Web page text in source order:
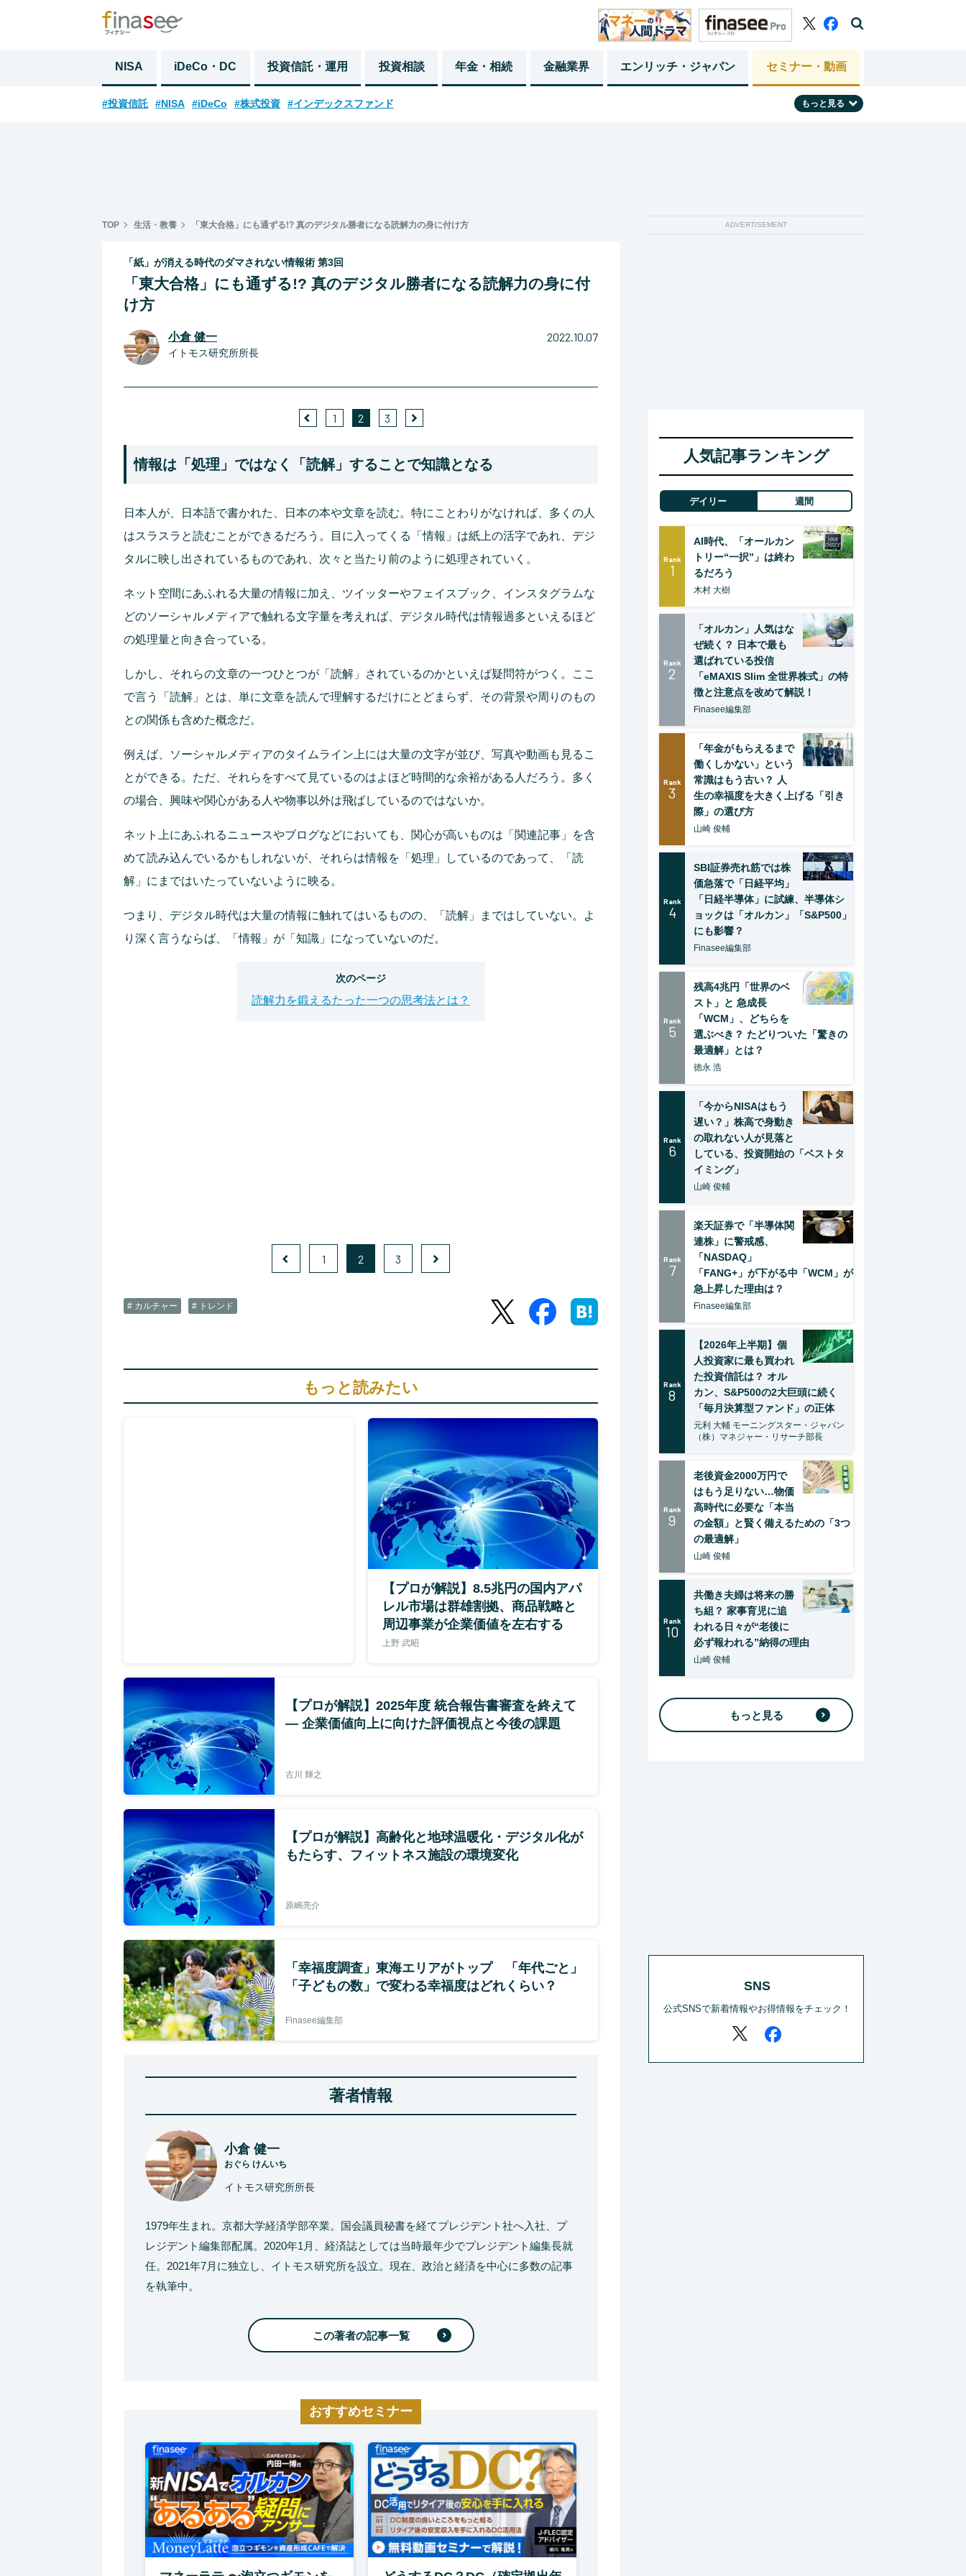
NISA iDeCo・DC 投資信託・運用 投資相談 年金・相続 金融業界 エンリッチ・ジャパン セミナー・動画
#投資信託 #NISA #iDeCo #株式投資 #インデックスファンド もっと見る
TOP 生活・教養 「東大合格」にも通ずる!? 真のデジタル勝者になる読解力の身に付け方
「紙」が消える時代のダマされない情報術 第3回
「東大合格」にも通ずる!? 真のデジタル勝者になる読解力の身に付
け方
小倉 健一
イトモス研究所所長
2022.10.07
1 2 3
情報は「処理」ではなく「読解」することで知識となる
日本人が、日本語で書かれた、日本の本や文章を読む。特にことわりがなければ、多くの人
はスラスラと読むことができるだろう。目に入ってくる「情報」は紙上の活字であれ、デジ
タルに映し出されているものであれ、次々と当たり前のように処理されていく。
ネット空間にあふれる大量の情報に加え、ツイッターやフェイスブック、インスタグラムな
どのソーシャルメディアで触れる文字量を考えれば、デジタル時代は情報過多といえるほど
の処理量と向き合っている。
しかし、それらの文章の一つひとつが「読解」されているのかといえば疑問符がつく。ここ
で言う「読解」とは、単に文章を読んで理解するだけにとどまらず、その背景や周りのもの
との関係も含めた概念だ。
例えば、ソーシャルメディアのタイムライン上には大量の文字が並び、写真や動画も見るこ
とができる。ただ、それらをすべて見ているのはよほど時間的な余裕がある人だろう。多く
の場合、興味や関心がある人や物事以外は飛ばしているのではないか。
ネット上にあふれるニュースやブログなどにおいても、関心が高いものは「関連記事」を含
めて読み込んでいるかもしれないが、それらは情報を「処理」しているのであって、「読
解」にまではいたっていないように映る。
つまり、デジタル時代は大量の情報に触れてはいるものの、「読解」まではしていない。よ
り深く言うならば、「情報」が「知識」になっていないのだ。
次のページ
読解力を鍛えるたった一つの思考法とは？
1 2 3
# カルチャー # トレンド
もっと読みたい
【プロが解説】8.5兆円の国内アパ
レル市場は群雄割拠、商品戦略と
周辺事業が企業価値を左右する
上野 武昭
【プロが解説】2025年度 統合報告書審査を終えて
― 企業価値向上に向けた評価視点と今後の課題
古川 輝之
【プロが解説】高齢化と地球温暖化・デジタル化が
もたらす、フィットネス施設の環境変化
原嶋亮介
「幸福度調査」東海エリアがトップ 「年代ごと」
「子どもの数」で変わる幸福度はどれくらい？
Finasee編集部
著者情報
小倉 健一
おぐら けんいち
イトモス研究所所長
1979年生まれ。京都大学経済学部卒業。国会議員秘書を経てプレジデント社へ入社、プ
レジデント編集部配属。2020年1月、経済誌としては当時最年少でプレジデント編集長就
任。2021年7月に独立し、イトモス研究所を設立。現在、政治と経済を中心に多数の記事
を執筆中。
この著者の記事一覧
おすすめセミナー
ADVERTISEMENT
人気記事ランキング
デイリー 週間
Rank
1
AI時代、「オールカン
トリー“一択”」は終わ
るだろう
木村 大樹
Rank
2
「オルカン」人気はな
ぜ続く？ 日本で最も
選ばれている投信
「eMAXIS Slim 全世界株式」の特
徴と注意点を改めて解説！
Finasee編集部
Rank
3
「年金がもらえるまで
働くしかない」という
常識はもう古い？ 人
生の幸福度を大きく上げる「引き
際」の選び方
山崎 俊輔
Rank
4
SBI証券売れ筋では株
価急落で「日経平均」
「日経半導体」に試練、半導体シ
ョックは「オルカン」「S&P500」
にも影響？
Finasee編集部
Rank
5
残高4兆円「世界のベ
スト」と 急成長
「WCM」、どちらを
選ぶべき？ たどりついた「驚きの
最適解」とは？
徳永 浩
Rank
6
「今からNISAはもう
遅い？」株高で身動き
の取れない人が見落と
している、投資開始の「ベストタ
イミング」
山崎 俊輔
Rank
7
楽天証券で「半導体関
連株」に警戒感、
「NASDAQ」
「FANG+」が下がる中「WCM」が
急上昇した理由は？
Finasee編集部
Rank
8
【2026年上半期】個
人投資家に最も買われ
た投資信託は？ オル
カン、S&P500の2大巨頭に続く
「毎月決算型ファンド」の正体
元利 大輔 モーニングスター・ジャパン
（株）マネジャー・リサーチ部長
Rank
9
老後資金2000万円で
はもう足りない…物価
高時代に必要な「本当
の金額」と賢く備えるための「3つ
の最適解」
山崎 俊輔
Rank
10
共働き夫婦は将来の勝
ち組？ 家事育児に追
われる日々が“老後に
必ず報われる”納得の理由
山崎 俊輔
もっと見る
SNS
公式SNSで新着情報やお得情報をチェック！